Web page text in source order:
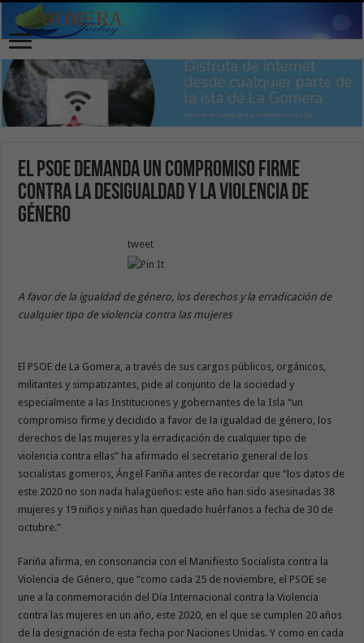
El PSOE demanda un compromiso firme
contra la desigualdad y la violencia de
género
tweet
A favor de la igualdad de género, los derechos y la erradicación de
cualquier tipo de violencia contra las mujeres
El PSOE de La Gomera, a través de sus cargos públicos, orgánicos,
militantes y simpatizantes, pide al conjunto de la sociedad y
especialmente a las Instituciones y gobernantes de la Isla “un
compromiso firme y decidido a favor de la igualdad de género, los
derechos de las mujeres y la erradicación de cualquier tipo de
violencia contra ellas” ha afirmado el secretario general de los
socialistas gomeros, Ángel Fariña antes de recordar que “los datos de
este 2020 no son nada halagüeños: este año han sido asesinadas 38
mujeres y 19 niños y niñas han quedado huérfanos a fecha de 30 de
octubre.”
Fariña afirma, en consonancia con el Manifiesto Socialista contra la
Violencia de Género, que “como cada 25 de noviembre, el PSOE se
une a la conmemoración del Día Internacional contra la Violencia
contra las mujeres en un año, este 2020, en el que se cumplen 20 años
de la designación de esta fecha por Naciones Unidas. Y como en cada